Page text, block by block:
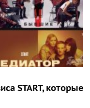
START, которые